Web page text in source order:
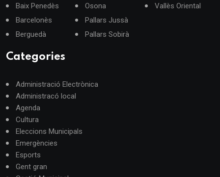
Baix Penedès
Barcelonès
Berguedà
Osona
Pallars Jussà
Pallars Sobirà
Vallès Oriental
Categories
Administració Electrònica
Administracó local
Agenda
Cultura
Eleccions Municipals
Emergències
Esports
Gent gran